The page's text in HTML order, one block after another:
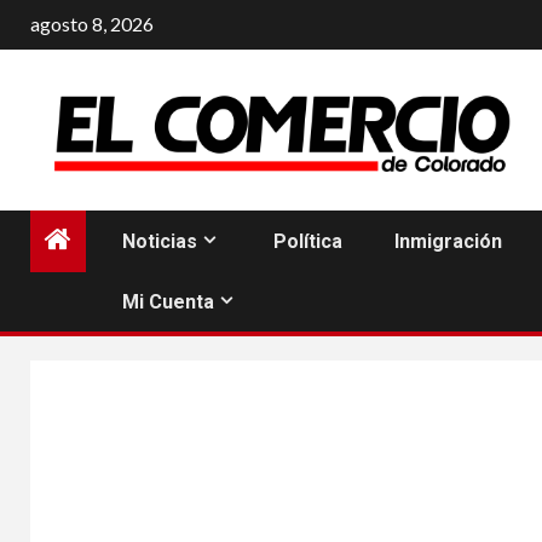
al
agosto 8, 2026
Noticias Política Inmigración
Mi Cuenta